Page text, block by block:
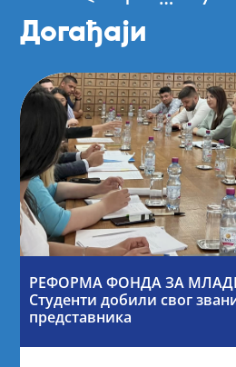
Догађаји
РЕФОРМА ФОНДА ЗА
Студенти добили свог
представника